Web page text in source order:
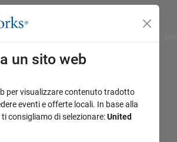
un sito web
per visualizzare contenuto tradotto
eventi e offerte locali. In base alla
consigliamo di selezionare:United